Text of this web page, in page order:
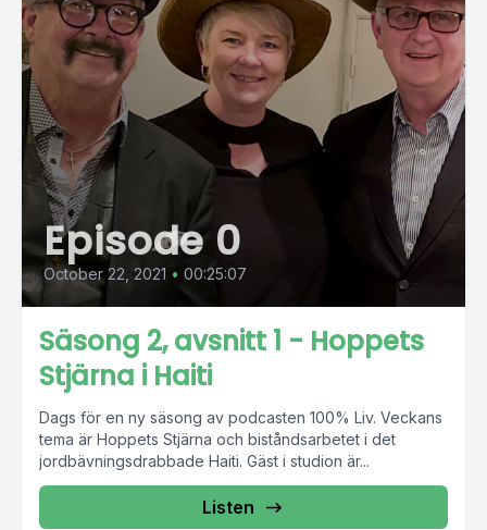
Episode 0
October 22, 2021 • 00:25:07
Säsong 2, avsnitt 1 - Hoppets
Stjärna i Haiti
Dags för en ny säsong av podcasten 100% Liv. Veckans
tema är Hoppets Stjärna och biståndsarbetet i det
jordbävningsdrabbade Haiti. Gäst i studion är...
Listen